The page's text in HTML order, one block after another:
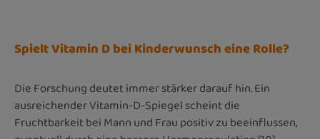
Spielt Vitamin D bei Kinderwunsch eine Rolle?
Die Forschung deutet immer stärker darauf hin. Ein
ausreichender Vitamin-D-Spiegel scheint die
Fruchtbarkeit bei Mann und Frau positiv zu beeinflussen,